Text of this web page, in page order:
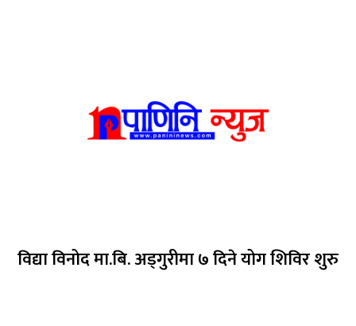
विद्या विनोद मा.बि. अड्गुरीमा ७ दिने योग शिविर शुरु